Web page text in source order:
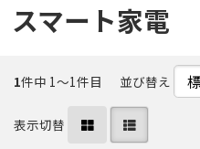
スマート家電
1件中 1〜1件目 並び替え
表示切替